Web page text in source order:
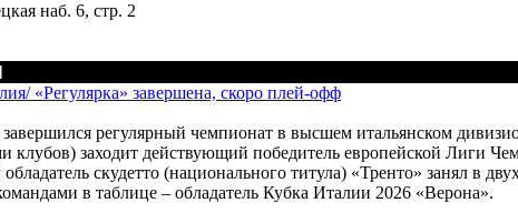
наб. 6, стр. 2
«Регулярка» завершена, скоро плей-офф
завершился регулярный чемпионат в высшем итальянском
клубов) заходит действующий победитель европейской Лиги
скудетто (национального титула) «Тренто» занял в
в таблице – обладатель Кубка Италии 2026 «Верона».